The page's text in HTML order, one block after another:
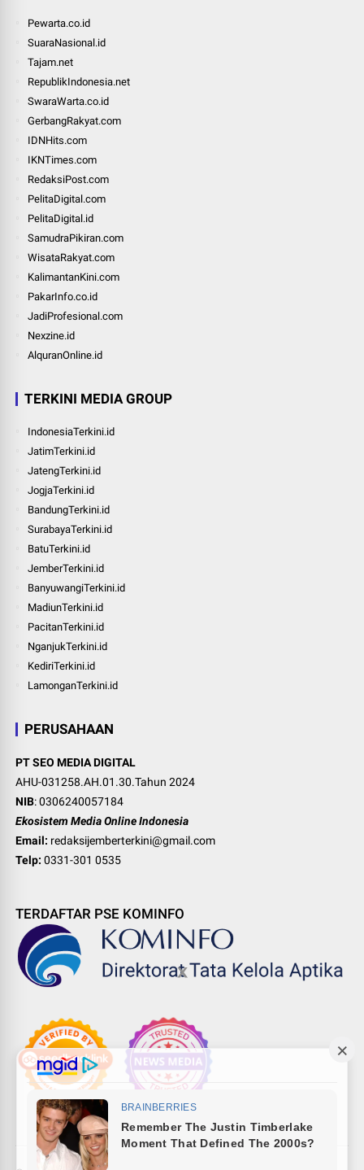
Pewarta.co.id
SuaraNasional.id
Tajam.net
RepublikIndonesia.net
SwaraWarta.co.id
GerbangRakyat.com
IDNHits.com
IKNTimes.com
RedaksiPost.com
PelitaDigital.com
PelitaDigital.id
SamudraPikiran.com
WisataRakyat.com
KalimantanKini.com
PakarInfo.co.id
JadiProfesional.com
Nexzine.id
AlquranOnline.id
TERKINI MEDIA GROUP
IndonesiaTerkini.id
JatimTerkini.id
JatengTerkini.id
JogjaTerkini.id
BandungTerkini.id
SurabayaTerkini.id
BatuTerkini.id
JemberTerkini.id
BanyuwangiTerkini.id
MadiunTerkini.id
PacitanTerkini.id
NganjukTerkini.id
KediriTerkini.id
LamonganTerkini.id
PERUSAHAAN
PT SEO MEDIA DIGITAL
AHU-031258.AH.01.30.Tahun 2024
NIB: 0306240057184
Ekosistem Media Online Indonesia
Email: redaksijemberterkini@gmail.com
Telp: 0331-301 0535
TERDAFTAR PSE KOMINFO